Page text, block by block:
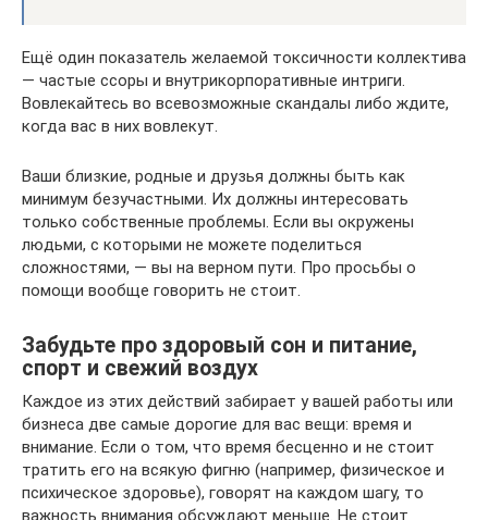
Ещё один показатель желаемой токсичности коллектива
— частые ссоры и внутрикорпоративные интриги.
Вовлекайтесь во всевозможные скандалы либо ждите,
когда вас в них вовлекут.
Ваши близкие, родные и друзья должны быть как
минимум безучастными. Их должны интересовать
только собственные проблемы. Если вы окружены
людьми, с которыми не можете поделиться
сложностями, — вы на верном пути. Про просьбы о
помощи вообще говорить не стоит.
Забудьте про здоровый сон и питание,
спорт и свежий воздух
Каждое из этих действий забирает у вашей работы или
бизнеса две самые дорогие для вас вещи: время и
внимание. Если о том, что время бесценно и не стоит
тратить его на всякую фигню (например, физическое и
психическое здоровье), говорят на каждом шагу, то
важность внимания обсуждают меньше. Не стоит